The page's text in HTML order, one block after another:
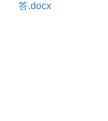
答.docx